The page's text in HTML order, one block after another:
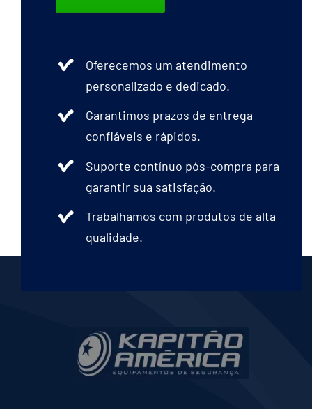
Oferecemos um atendimento
personalizado e dedicado.
Garantimos prazos de entrega
confiáveis e rápidos.
Suporte contínuo pós-compra para
garantir sua satisfação.
Trabalhamos com produtos de alta
qualidade.